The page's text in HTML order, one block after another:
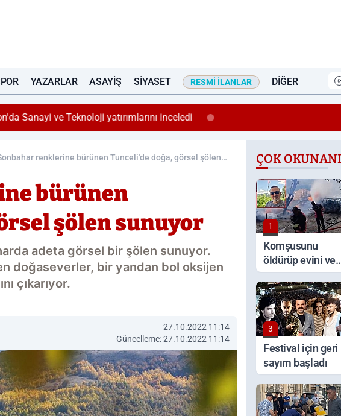
YAZARLAR ASAYIŞ SIYASET RESMI İLANLAR DIĞER
13:27 Elazığ’da fiyatını duyan poşet poşet aldı
renklerine bürünen Tunceli'de doğa, görsel şölen
bürünen
şölen sunuyor
adeta görsel bir şölen sunuyor.
doğaseverler, bir yandan bol oksijen
çıkarıyor.
27.10.2022 11:14
Güncelleme: 27.10.2022 11:14
ÇOK
1
Komşusunu
öldürüp evini ve
aracını ateşe
verdi
3
Festival için geri
sayım başladı